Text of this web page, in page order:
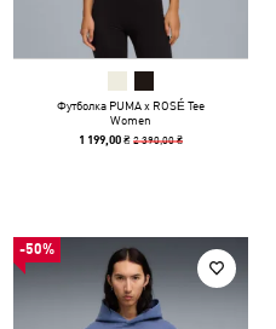
Футболка PUMA x ROSÉ Tee
Women
1 199,00 ₴2 390,00 ₴
-50%